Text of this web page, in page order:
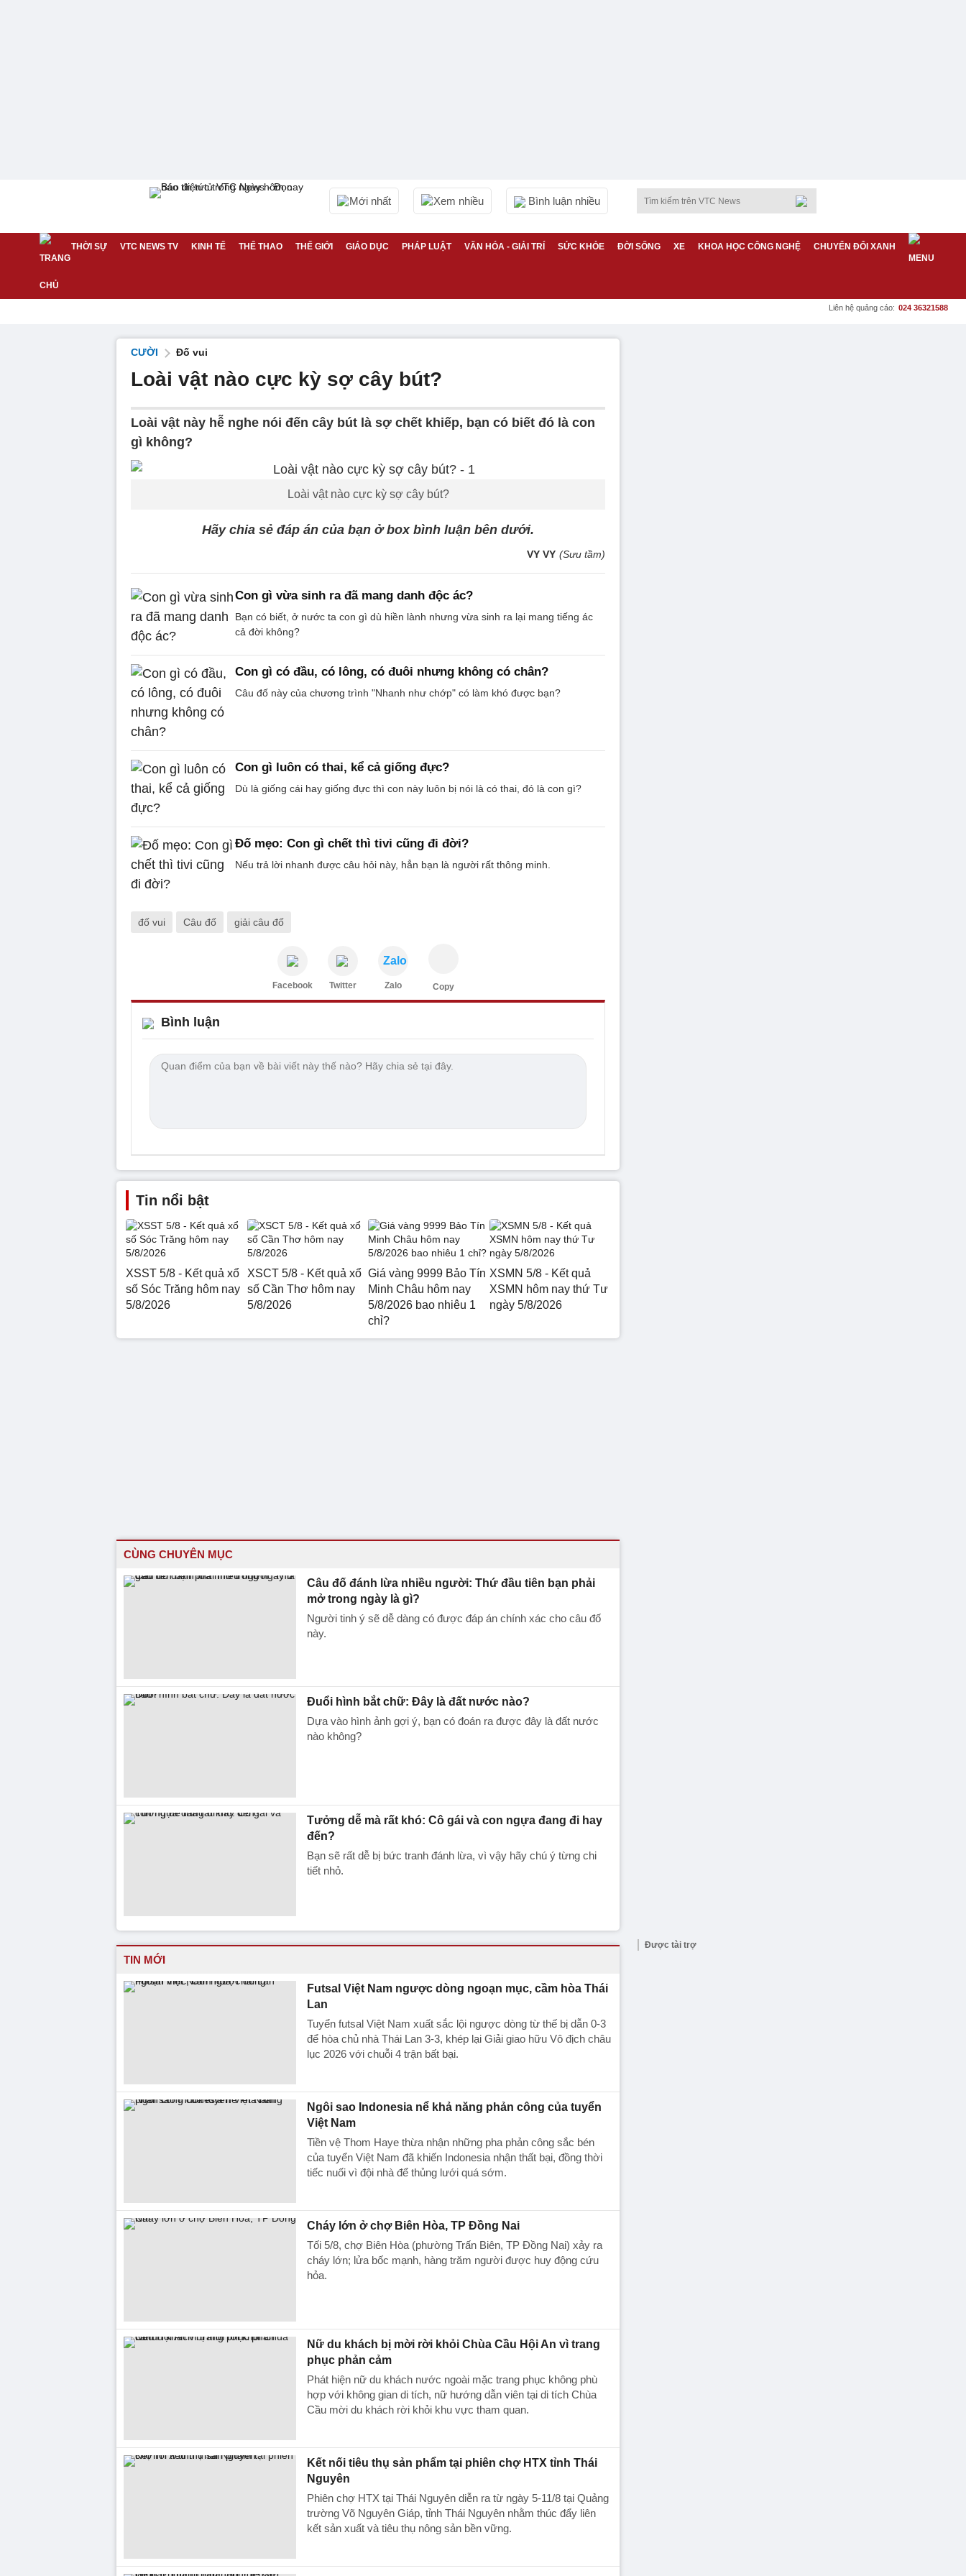
Mới nhất Xem nhiều Bình luận nhiều
THỜI SỰ VTC NEWS TV KINH TẾ THỂ THAO THẾ GIỚI GIÁO DỤC PHÁP LUẬT VĂN HÓA - GIẢI TRÍ SỨC KHỎE ĐỜI SỐNG XE KHOA HỌC CÔNG NGHỆ CHUYỂN ĐỔI XANH
Liên hệ quảng cáo: 024 36321588
CƯỜI Đố vui
Loài vật nào cực kỳ sợ cây bút?
Loài vật này hễ nghe nói đến cây bút là sợ chết khiếp, bạn có biết đó là con
gì không?
Loài vật nào cực kỳ sợ cây bút?
Hãy chia sẻ đáp án của bạn ở box bình luận bên dưới.
VY VY (Sưu tầm)
Con gì vừa sinh ra đã mang danh độc ác?
Bạn có biết, ở nước ta con gì dù hiền lành nhưng vừa sinh ra lại mang tiếng ác
cả đời không?
Con gì có đầu, có lông, có đuôi nhưng không có chân?
Câu đố này của chương trình "Nhanh như chớp" có làm khó được bạn?
Con gì luôn có thai, kể cả giống đực?
Dù là giống cái hay giống đực thì con này luôn bị nói là có thai, đó là con gì?
Đố mẹo: Con gì chết thì tivi cũng đi đời?
Nếu trả lời nhanh được câu hỏi này, hẳn bạn là người rất thông minh.
đố vui Câu đố giải câu đố
Facebook Twitter
Zalo
Zalo Copy
Bình luận
Tin nổi bật
XSST 5/8 - Kết quả xổ
số Sóc Trăng hôm nay
5/8/2026
XSCT 5/8 - Kết quả xổ
số Cần Thơ hôm nay
5/8/2026
Giá vàng 9999 Bảo Tín
Minh Châu hôm nay
5/8/2026 bao nhiêu 1
chỉ?
XSMN 5/8 - Kết quả
XSMN hôm nay thứ Tư
ngày 5/8/2026
CÙNG CHUYÊN MỤC
Câu đố đánh lừa nhiều người: Thứ đầu tiên bạn phải
mở trong ngày là gì?
Người tinh ý sẽ dễ dàng có được đáp án chính xác cho câu đố
này.
Đuổi hình bắt chữ: Đây là đất nước nào?
Dựa vào hình ảnh gợi ý, bạn có đoán ra được đây là đất nước
nào không?
Tưởng dễ mà rất khó: Cô gái và con ngựa đang đi hay
đến?
Bạn sẽ rất dễ bị bức tranh đánh lừa, vì vậy hãy chú ý từng chi
tiết nhỏ.
TIN MỚI
Futsal Việt Nam ngược dòng ngoạn mục, cầm hòa Thái
Lan
Tuyển futsal Việt Nam xuất sắc lội ngược dòng từ thế bị dẫn 0-3
để hòa chủ nhà Thái Lan 3-3, khép lại Giải giao hữu Vô địch châu
lục 2026 với chuỗi 4 trận bất bại.
Ngôi sao Indonesia nể khả năng phản công của tuyển
Việt Nam
Tiền vệ Thom Haye thừa nhận những pha phản công sắc bén
của tuyển Việt Nam đã khiến Indonesia nhận thất bại, đồng thời
tiếc nuối vì đội nhà để thủng lưới quá sớm.
Cháy lớn ở chợ Biên Hòa, TP Đồng Nai
Tối 5/8, chợ Biên Hòa (phường Trấn Biên, TP Đồng Nai) xảy ra
cháy lớn; lửa bốc mạnh, hàng trăm người được huy động cứu
hỏa.
Nữ du khách bị mời rời khỏi Chùa Cầu Hội An vì trang
phục phản cảm
Phát hiện nữ du khách nước ngoài mặc trang phục không phù
hợp với không gian di tích, nữ hướng dẫn viên tại di tích Chùa
Cầu mời du khách rời khỏi khu vực tham quan.
Kết nối tiêu thụ sản phẩm tại phiên chợ HTX tỉnh Thái
Nguyên
Phiên chợ HTX tại Thái Nguyên diễn ra từ ngày 5-11/8 tại Quảng
trường Võ Nguyên Giáp, tỉnh Thái Nguyên nhằm thúc đẩy liên
kết sản xuất và tiêu thụ nông sản bền vững.
Được tài trợ